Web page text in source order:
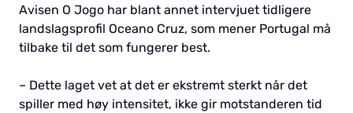
Avisen O Jogo har blant annet intervjuet tidligere
landslagsprofil Oceano Cruz, som mener Portugal må
tilbake til det som fungerer best.
– Dette laget vet at det er ekstremt sterkt når det
spiller med høy intensitet, ikke gir motstanderen tid